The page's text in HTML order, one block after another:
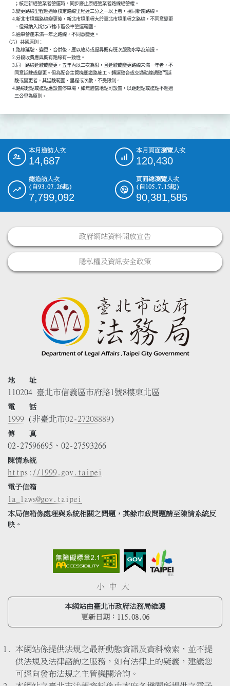
            ；核定新經營業者營運時，同步廢止原經營業者路線經營權。
          3.變更路線里程超過原核定路線里程達三分之一以上者，視同新闢路線。
          4.新北市境端路線變更後，新北市境里程大於臺北市境里程之路線，不同意變更
            。但得納入新北市轄市區公車營運範圍。
          5.通車營運未滿一年之路線，不同意變更。
    （六）共通原則：
          1.路線延駛、變更、合併後，應以維持或提昇既有班次服務水準為前提。
          2.分段收費應與既有路線有一致性。
          3.同一路線延駛或變更，五年內以二次為限，且延駛或變更路線未滿一年者，不
            同意延駛或變更。但為配合主管機關道路施工、轉運整合或交通動線調整而延
            駛或變更者，其延駛範圍、里程或次數，不受限制。
          4.路線起點或迄點應設置停車場，如無適當地點可設置，以距起點或迄點不超過
            三公里為原則。
::: 本月造訪人次
14,687
本月頁面瀏覽人次
120,430
總造訪人次
(自93.07.26起)
7,799,092
頁面總瀏覽人次
(自105.7.15起)
90,381,585
政府網站資料開放宣告
隱私權及資訊安全政策
地 址
110204 臺北市信義區市府路1號8樓東北區
電 話
1999 (非臺北市02-27208889)
傳 真
02-27596695、02-27593266
陳情系統
https://1999.gov.taipei
電子信箱
la_laws@gov.taipei
本局信箱係處理與系統相關之問題，其餘市政問題請至陳情系統反
映。
小 中 大
本網站由臺北市政府法務局維護
更新日期： 115.08.06
本網站係提供法規之最新動態資訊及資料檢索，並不提
供法規及法律諮詢之服務，如有法律上的疑義，建議您
可逕向發布法規之主管機關洽詢。